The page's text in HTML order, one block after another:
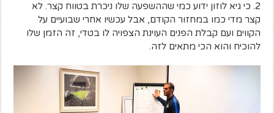
2. כי גיא לוזון ידוע כמי שההשפעה שלו ניכרת בטווח קצר. לא
קצר מדי כמו במחזור הקודם, אבל עכשיו אחרי שבועיים על
הקווים ועם קבלת הפנים העוינת הצפויה לו בטדי, זה הזמן שלו
להוכיח והוא הכי מתאים לזה.